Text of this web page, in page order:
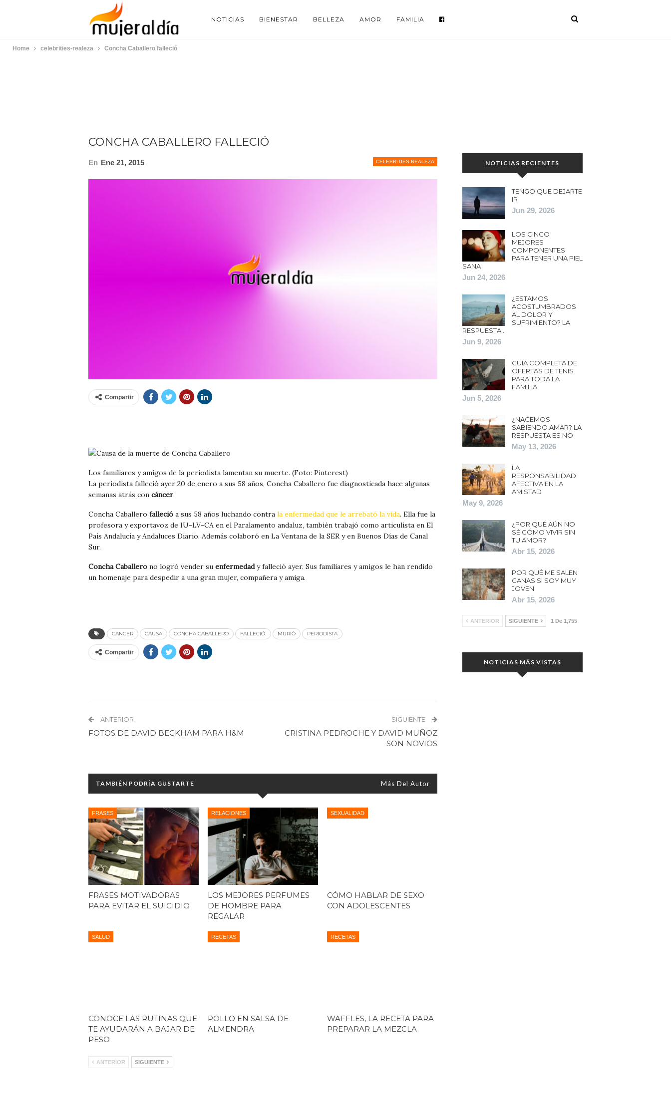
NOTICIAS BIENESTAR BELLEZA AMOR FAMILIA
Home celebrities-realeza Concha Caballero falleció
CONCHA CABALLERO FALLECIÓ
CELEBRITIES-REALEZA
En Ene 21, 2015
Compartir
Los familiares y amigos de la periodista lamentan su muerte. (Foto: Pinterest)
La periodista falleció ayer 20 de enero a sus 58 años, Concha Caballero fue diagnosticada hace algunas
semanas atrás con cáncer.
Concha Caballero falleció a sus 58 años luchando contra la enfermedad que le arrebató la vida. Ella fue la
profesora y exportavoz de IU-LV-CA en el Paralamento andaluz, también trabajó como articulista en El
País Andalucía y Andaluces Diario. Además colaboró en La Ventana de la SER y en Buenos Días de Canal
Sur.
Concha Caballero no logró vender su enfermedady falleció ayer. Sus familiares y amigos le han rendido
un homenaje para despedir a una gran mujer, compañera y amiga.
CANCER CAUSA CONCHA CABALLERO FALLECIÓ. MURIÓ PERIODISTA
Compartir
ANTERIOR
FOTOS DE DAVID BECKHAM PARA H&M
SIGUIENTE
CRISTINA PEDROCHE Y DAVID MUÑOZ
SON NOVIOS
TAMBIÉN PODRÍA GUSTARTE Más Del Autor
FRASES
FRASES MOTIVADORAS
PARA EVITAR EL SUICIDIO
RELACIONES
LOS MEJORES PERFUMES
DE HOMBRE PARA
REGALAR
SEXUALIDAD
CÓMO HABLAR DE SEXO
CON ADOLESCENTES
SALUD
CONOCE LAS RUTINAS QUE
TE AYUDARÁN A BAJAR DE
PESO
RECETAS
POLLO EN SALSA DE
ALMENDRA
RECETAS
WAFFLES, LA RECETA PARA
PREPARAR LA MEZCLA
ANTERIOR SIGUIENTE
NOTICIAS RECIENTES
TENGO QUE DEJARTE
IR
Jun 29, 2026
LOS CINCO
MEJORES
COMPONENTES
PARA TENER UNA PIEL
SANA
Jun 24, 2026
¿ESTAMOS
ACOSTUMBRADOS
AL DOLOR Y
SUFRIMIENTO? LA
RESPUESTA…
Jun 9, 2026
GUÍA COMPLETA DE
OFERTAS DE TENIS
PARA TODA LA
FAMILIA
Jun 5, 2026
¿NACEMOS
SABIENDO AMAR? LA
RESPUESTA ES NO
May 13, 2026
LA
RESPONSABILIDAD
AFECTIVA EN LA
AMISTAD
May 9, 2026
¿POR QUÉ AÚN NO
SÉ CÓMO VIVIR SIN
TU AMOR?
Abr 15, 2026
POR QUÉ ME SALEN
CANAS SI SOY MUY
JOVEN
Abr 15, 2026
ANTERIOR SIGUIENTE 1 De 1,755
NOTICIAS MÁS VISTAS